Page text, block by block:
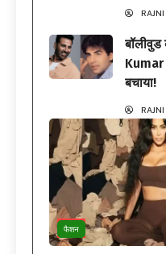
RAJNI
Kumar
बचाया!
RAJNI
फैशन